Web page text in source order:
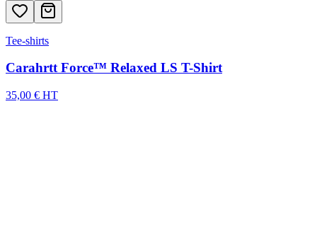
Tee-shirts
Carahrtt Force™ Relaxed LS T-Shirt
35,00 € HT